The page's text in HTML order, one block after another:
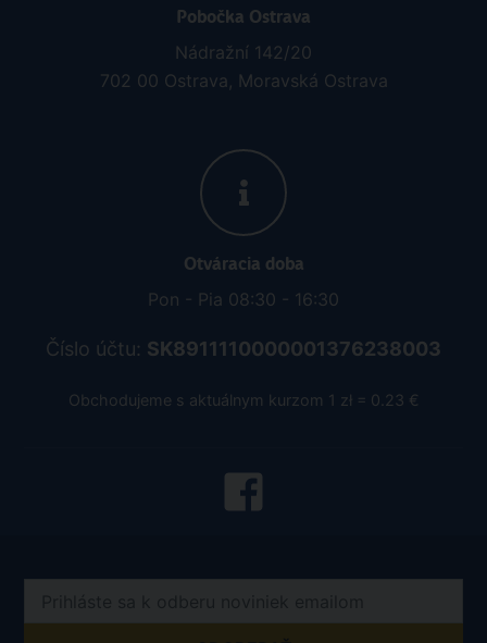
Pobočka Ostrava
Nádražní 142/20
702 00 Ostrava, Moravská Ostrava
Otváracia doba
Pon - Pia 08:30 - 16:30
Číslo účtu: SK8911110000001376238003
Obchodujeme s aktuálnym kurzom 1 zł = 0.23 €